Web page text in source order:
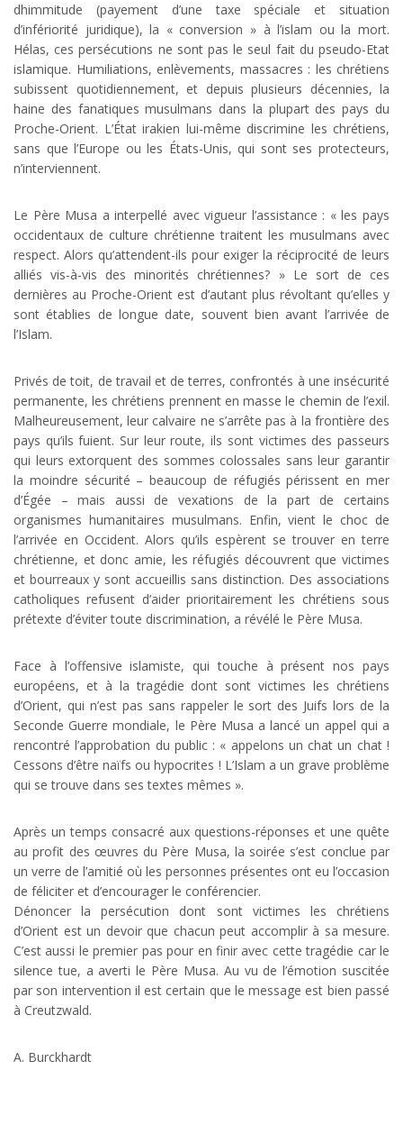
dhimmitude (payement d’une taxe spéciale et situation
d’infériorité juridique), la « conversion » à l’islam ou la mort.
Hélas, ces persécutions ne sont pas le seul fait du pseudo-Etat
islamique. Humiliations, enlèvements, massacres : les chrétiens
subissent quotidiennement, et depuis plusieurs décennies, la
haine des fanatiques musulmans dans la plupart des pays du
Proche-Orient. L’État irakien lui-même discrimine les chrétiens,
sans que l’Europe ou les États-Unis, qui sont ses protecteurs,
n’interviennent.
Le Père Musa a interpellé avec vigueur l’assistance : « les pays
occidentaux de culture chrétienne traitent les musulmans avec
respect. Alors qu’attendent-ils pour exiger la réciprocité de leurs
alliés vis-à-vis des minorités chrétiennes? » Le sort de ces
dernières au Proche-Orient est d’autant plus révoltant qu’elles y
sont établies de longue date, souvent bien avant l’arrivée de
l’Islam.
Privés de toit, de travail et de terres, confrontés à une insécurité
permanente, les chrétiens prennent en masse le chemin de l’exil.
Malheureusement, leur calvaire ne s’arrête pas à la frontière des
pays qu’ils fuient. Sur leur route, ils sont victimes des passeurs
qui leurs extorquent des sommes colossales sans leur garantir
la moindre sécurité – beaucoup de réfugiés périssent en mer
d’Égée – mais aussi de vexations de la part de certains
organismes humanitaires musulmans. Enfin, vient le choc de
l’arrivée en Occident. Alors qu’ils espèrent se trouver en terre
chrétienne, et donc amie, les réfugiés découvrent que victimes
et bourreaux y sont accueillis sans distinction. Des associations
catholiques refusent d’aider prioritairement les chrétiens sous
prétexte d’éviter toute discrimination, a révélé le Père Musa.
Face à l’offensive islamiste, qui touche à présent nos pays
européens, et à la tragédie dont sont victimes les chrétiens
d’Orient, qui n’est pas sans rappeler le sort des Juifs lors de la
Seconde Guerre mondiale, le Père Musa a lancé un appel qui a
rencontré l’approbation du public : « appelons un chat un chat !
Cessons d’être naïfs ou hypocrites ! L’Islam a un grave problème
qui se trouve dans ses textes mêmes ».
Après un temps consacré aux questions-réponses et une quête
au profit des œuvres du Père Musa, la soirée s’est conclue par
un verre de l’amitié où les personnes présentes ont eu l’occasion
de féliciter et d’encourager le conférencier.
Dénoncer la persécution dont sont victimes les chrétiens
d’Orient est un devoir que chacun peut accomplir à sa mesure.
C’est aussi le premier pas pour en finir avec cette tragédie car le
silence tue, a averti le Père Musa. Au vu de l’émotion suscitée
par son intervention il est certain que le message est bien passé
à Creutzwald.
A. Burckhardt